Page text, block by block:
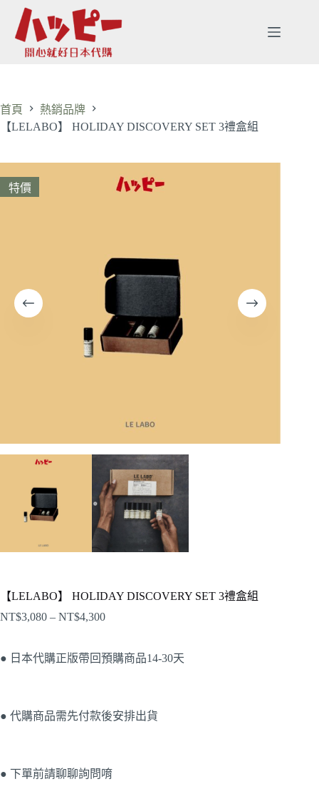
首頁
熱銷品牌
【LELABO】 HOLIDAY DISCOVERY SET 3禮盒組
特價
【LELABO】 HOLIDAY DISCOVERY SET 3禮盒組
NT$3,080 – NT$4,300
● 日本代購正版帶回預購商品14-30天
● 代購商品需先付款後安排出貨
● 下單前請聊聊詢問唷